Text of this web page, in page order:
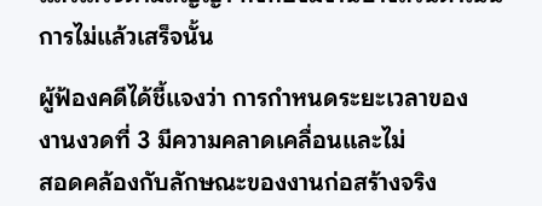
การไม่แล้วเสร็จนั้น
ผู้ฟ้องคดีได้ชี้แจงว่า การกำหนดระยะเวลาของ
งานงวดที่ 3 มีความคลาดเคลื่อนและไม่
สอดคล้องกับลักษณะของงานก่อสร้างจริง